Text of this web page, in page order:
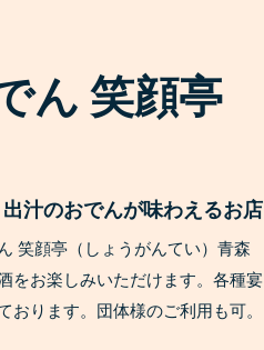
ん 笑顔亭
汁のおでんが味わえるお店
笑顔亭（しょうがんてい）青森
をお楽しみいただけます。各種宴
ります。団体様のご利用も可。